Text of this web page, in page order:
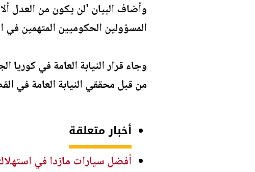
وأضاف البيان 'لن يكون من العدل
المسؤولين الحكوميين المتهمين في
وجاء قرار النيابة العامة في
من قبل محققي النيابة العامة في
أخبار متعلقة
أفضل سيارات مازدا في استهلاك